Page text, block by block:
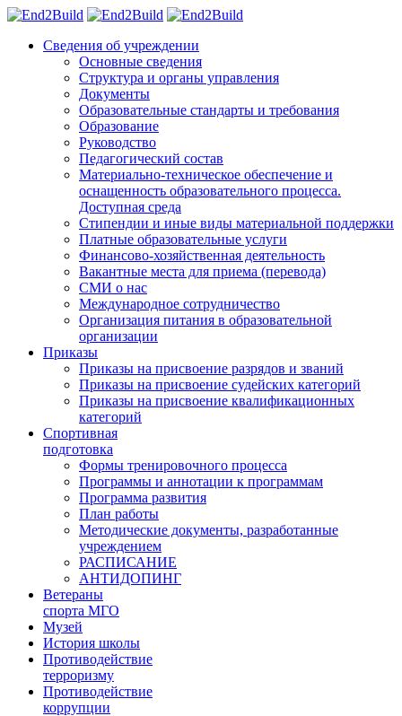
Сведения об учреждении
Основные сведения
Структура и органы управления
Документы
Образовательные стандарты и требования
Образование
Руководство
Педагогический состав
Материально-техническое обеспечение и
оснащенность образовательного процесса.
Доступная среда
Стипендии и иные виды материальной поддержки
Платные образовательные услуги
Финансово-хозяйственная деятельность
Вакантные места для приема (перевода)
СМИ о нас
Международное сотрудничество
Организация питания в образовательной
организации
Приказы
Приказы на присвоение разрядов и званий
Приказы на присвоение судейских категорий
Приказы на присвоение квалификационных
категорий
Спортивная
подготовка
Формы тренировочного процесса
Программы и аннотации к программам
Программа развития
План работы
Методические документы, разработанные
учреждением
РАСПИСАНИЕ
АНТИДОПИНГ
Ветераны
спорта МГО
Музей
История школы
Противодействие
терроризму
Противодействие
коррупции